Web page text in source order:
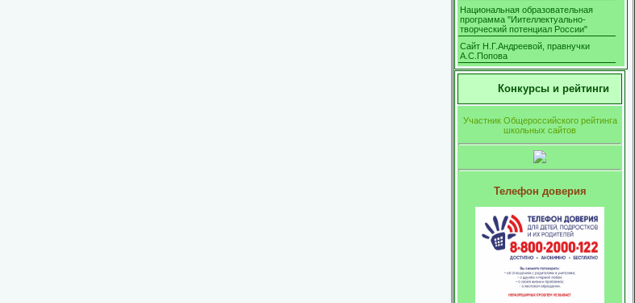
Национальная образовательная
программа "Иителлектуально-
творческий потенциал России"
Сайт Н.Г.Андреевой, правнучки
А.С.Попова
Конкурсы и рейтинги
Участник Общероссийского рейтинга
школьных сайтов
Телефон доверия